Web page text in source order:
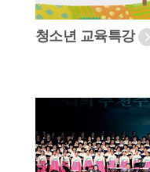
청소년 교육특강